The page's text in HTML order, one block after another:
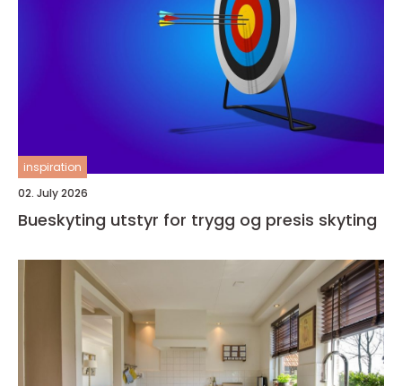
inspiration
02. July 2026
Bueskyting utstyr for trygg og presis skyting